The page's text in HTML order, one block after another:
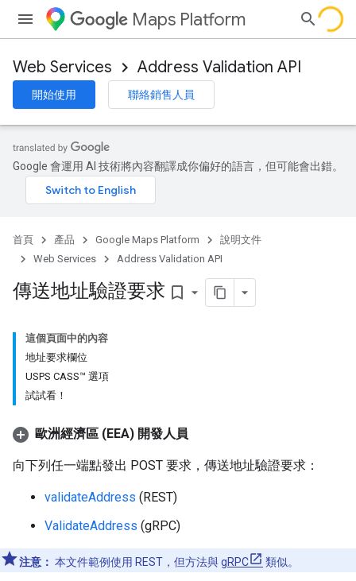
Maps Platform
Web Services Address Validation API
開始使用 聯絡銷售人員
Google 會運用 AI 技術將內容翻譯成你偏好的語言，但可能會出錯。
首頁 產品 Google Maps Platform
說明文件
Web Services
Address Validation API
傳送地址驗證要求 bookmark_border
這個頁面中的內容
地址要求欄位
USPS CASS™ 選項
試試看！
歐洲經濟區 (EEA) 開發人員
向下列任一端點發出 POST 要求，傳送地址驗證要求：
validateAddress (REST)
ValidateAddress (gRPC)
注意： 本文件範例使用 REST，但方法與gRPC 類似。